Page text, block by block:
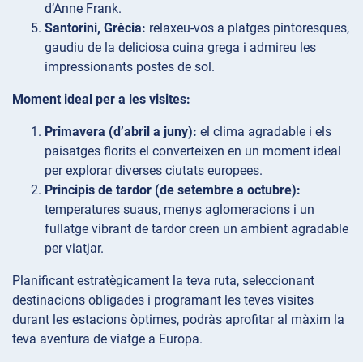
d’Anne Frank.
Santorini, Grècia: relaxeu-vos a platges pintoresques,
gaudiu de la deliciosa cuina grega i admireu les
impressionants postes de sol.
Moment ideal per a les visites:
Primavera (d’abril a juny): el clima agradable i els
paisatges florits el converteixen en un moment ideal
per explorar diverses ciutats europees.
Principis de tardor (de setembre a octubre):
temperatures suaus, menys aglomeracions i un
fullatge vibrant de tardor creen un ambient agradable
per viatjar.
Planificant estratègicament la teva ruta, seleccionant
destinacions obligades i programant les teves visites
durant les estacions òptimes, podràs aprofitar al màxim la
teva aventura de viatge a Europa.